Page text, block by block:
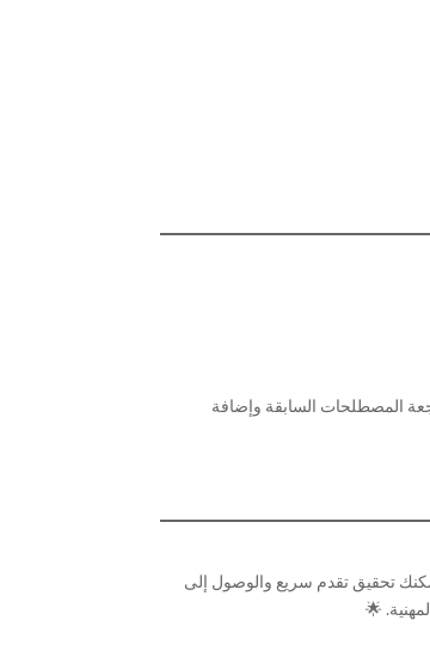
المصطلحات السابقة وإضافة
تحقيق تقدم سريع والوصول إلى
🌟